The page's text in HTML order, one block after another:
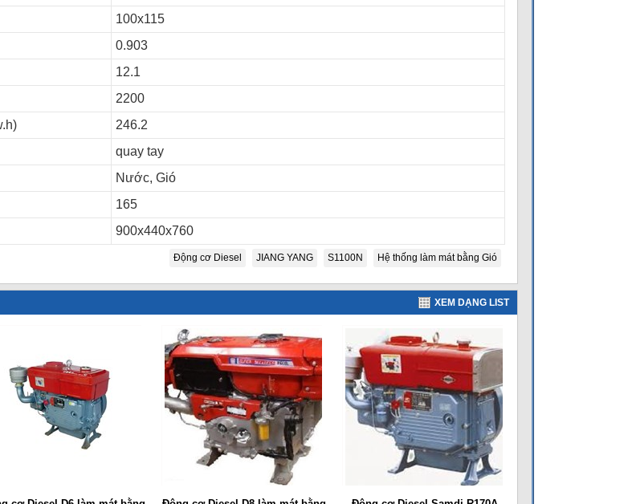
100x115
0.903
12.1
2200
246.2
quay tay
Nước, Gió
165
900x440x760
Động cơ Diesel JIANG YANG S1100N Hệ thống làm mát bằng Gió
XEM DẠNG LIST